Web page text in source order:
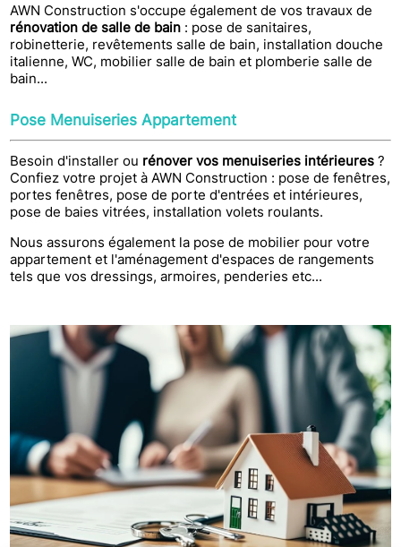
AWN Construction s'occupe également de vos travaux de
rénovation de salle de bain : pose de sanitaires,
robinetterie, revêtements salle de bain, installation douche
italienne, WC, mobilier salle de bain et plomberie salle de
bain...
Pose Menuiseries Appartement
Besoin d'installer ou rénover vos menuiseries intérieures ?
Confiez votre projet à AWN Construction : pose de fenêtres,
portes fenêtres, pose de porte d'entrées et intérieures,
pose de baies vitrées, installation volets roulants.
Nous assurons également la pose de mobilier pour votre
appartement et l'aménagement d'espaces de rangements
tels que vos dressings, armoires, penderies etc...